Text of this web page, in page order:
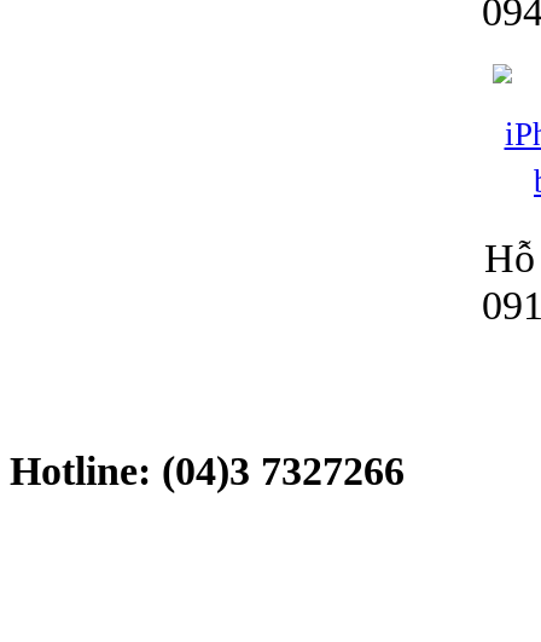
Hotline: (04)3 7327266